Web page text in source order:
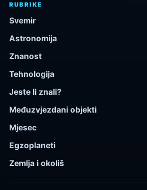
RUBRIKE
Svemir
Astronomija
Znanost
Tehnologija
Jeste li znali?
Međuzvjezdani objekti
Mjesec
Egzoplaneti
Zemlja i okoliš